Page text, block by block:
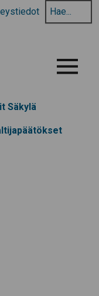
Hae
hakusanalla:
Menu
Säkylä